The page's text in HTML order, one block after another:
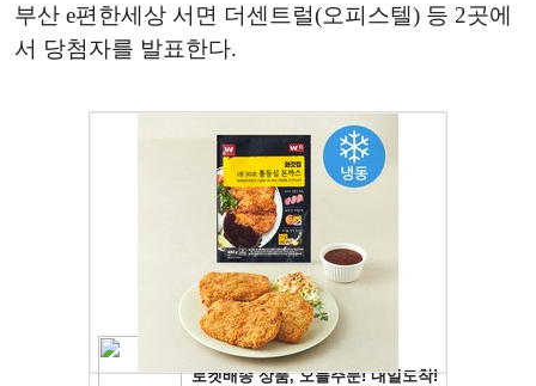
부산 e편한세상 서면 더센트럴(오피스텔) 등 2곳에
서 당첨자를 발표한다.